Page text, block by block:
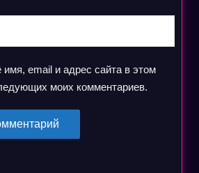
email и адрес сайта в этом
моих комментариев.